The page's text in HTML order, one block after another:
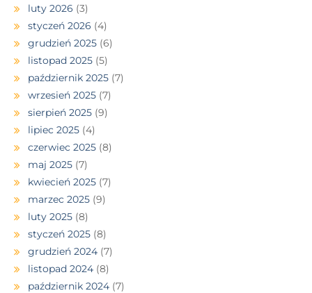
luty 2026 (3)
styczeń 2026 (4)
grudzień 2025 (6)
listopad 2025 (5)
październik 2025 (7)
wrzesień 2025 (7)
sierpień 2025 (9)
lipiec 2025 (4)
czerwiec 2025 (8)
maj 2025 (7)
kwiecień 2025 (7)
marzec 2025 (9)
luty 2025 (8)
styczeń 2025 (8)
grudzień 2024 (7)
listopad 2024 (8)
październik 2024 (7)